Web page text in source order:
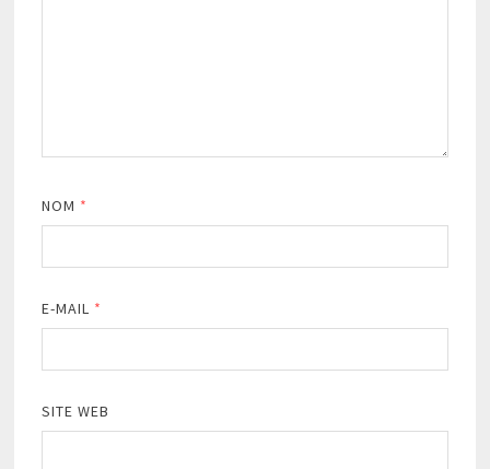
NOM *
E-MAIL *
SITE WEB